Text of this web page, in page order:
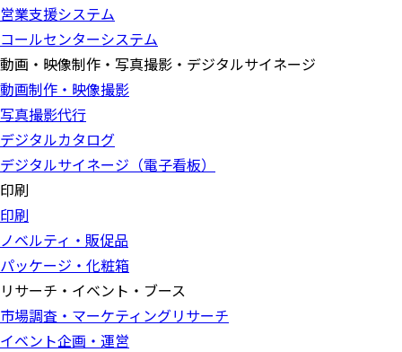
営業支援システム
コールセンターシステム
動画・映像制作・写真撮影・デジタルサイネージ
動画制作・映像撮影
写真撮影代行
デジタルカタログ
デジタルサイネージ（電子看板）
印刷
印刷
ノベルティ・販促品
パッケージ・化粧箱
リサーチ・イベント・ブース
市場調査・マーケティングリサーチ
イベント企画・運営